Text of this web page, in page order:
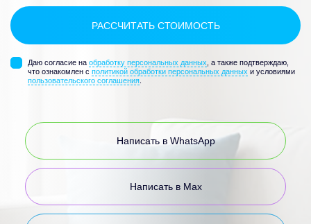
Даю согласие на обработку персональных данных , а также подтверждаю,
что ознакомлен с политикой обработки персональных данных и условиями
пользовательского соглашения
Написать в WhatsApp
Написать в Max